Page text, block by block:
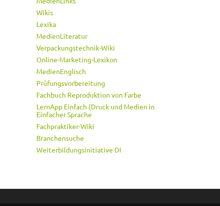
Wikis
Lexika
MedienLiteratur
Verpackungstechnik-Wiki
Online-Marketing-Lexikon
MedienEnglisch
Prüfungsvorbereitung
Fachbuch Reproduktion von Farbe
LernApp Einfach (Druck und Medien in
Einfacher Sprache
Fachpraktiker-Wiki
Branchensuche
Weiterbildungsinitiative DI